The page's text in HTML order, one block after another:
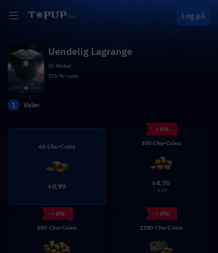
Log på
Uendelig Lagrange
Global
379.7k+ sold
1 Valør
60 Chu-Coins
$0.99
- 6%
300 Chu-Coins
$4.70
4.99
- 8%
680 Chu-Coins
- 8%
1280 Chu-Coins